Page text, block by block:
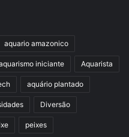
aquario amazonico
iniciante Aquarista
aquário plantado
Diversão
peixes